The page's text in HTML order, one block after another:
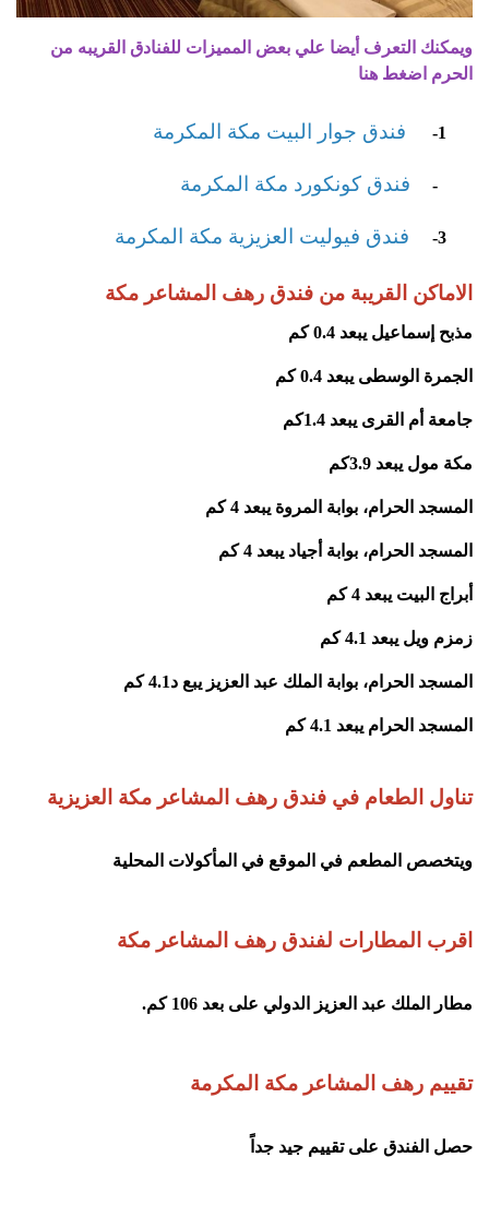
ويمكنك التعرف أيضا علي بعض المميزات للفنادق القريبه من
الحرم اضغط هنا
1- فندق جوار البيت مكة المكرمة
فندق كونكورد مكة المكرمة
3- فندق فيوليت العزيزية مكة المكرمة
الاماكن القريبة من فندق رهف المشاعر مكة
مذبح إسماعيل يبعد 0.4 كم
الجمرة الوسطى يبعد 0.4 كم
جامعة أم القرى يبعد 1.4كم
مكة مول يبعد 3.9كم
المسجد الحرام، بوابة المروة يبعد 4 كم
المسجد الحرام، بوابة أجياد يبعد 4 كم
أبراج البيت يبعد 4 كم
زمزم ويل يبعد 4.1 كم
المسجد الحرام، بوابة الملك عبد العزيز يبع د4.1 كم
المسجد الحرام يبعد 4.1 كم
تناول الطعام في فندق رهف المشاعر مكة العزيزية
ويتخصص المطعم في الموقع في المأكولات المحلية
اقرب المطارات لفندق رهف المشاعر مكة
مطار الملك عبد العزيز الدولي على بعد 106 كم .
تقييم رهف المشاعر مكة المكرمة
حصل الفندق على تقييم جيد جداً